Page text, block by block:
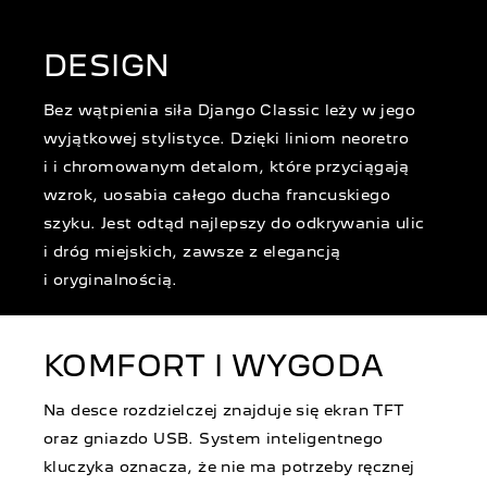
DESIGN
Bez wątpienia siła Django Classic leży w jego
wyjątkowej stylistyce. Dzięki liniom neoretro
i i chromowanym detalom, które przyciągają
wzrok, uosabia całego ducha francuskiego
szyku. Jest odtąd najlepszy do odkrywania ulic
i dróg miejskich, zawsze z elegancją
i oryginalnością.
KOMFORT I WYGODA
Na desce rozdzielczej znajduje się ekran TFT
oraz gniazdo USB. System inteligentnego
kluczyka oznacza, że nie ma potrzeby ręcznej